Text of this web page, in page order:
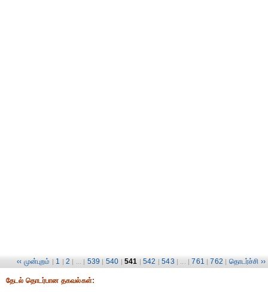
‹‹ முன்புறம் | 1 | 2 | ... | 539 | 540 | 541 | 542 | 543 | ... | 761 | 762 | தொடர்ச்சி ››
தேட‌ல் தொட‌ர்பான தகவ‌ல்க‌ள்: